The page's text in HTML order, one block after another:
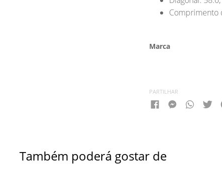
Comprimento
Marca
PARTILHAR
Também poderá gostar de